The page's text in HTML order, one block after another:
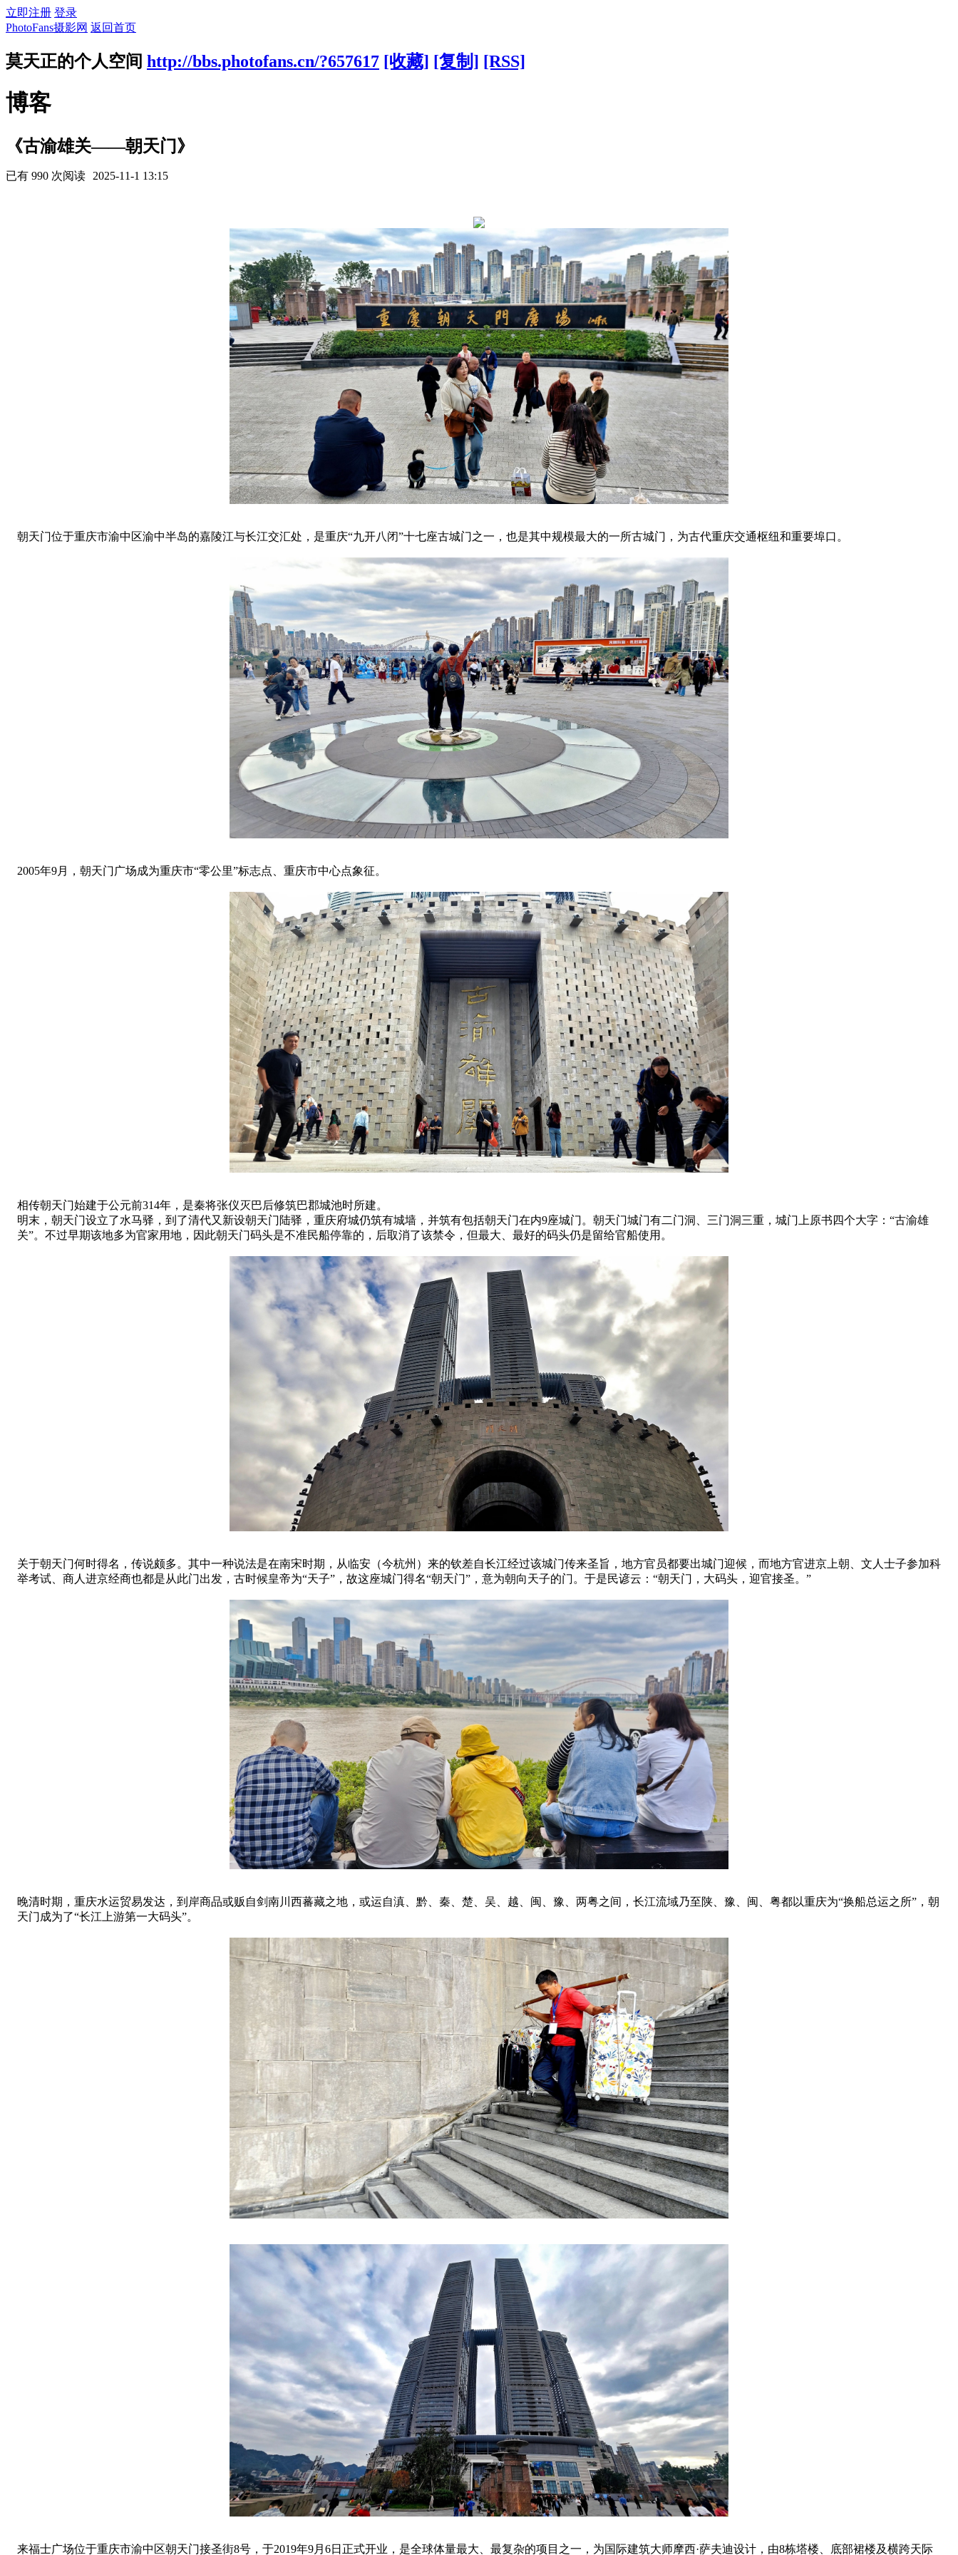
立即注册 登录
PhotoFans摄影网 返回首页
莫天正的个人空间 http://bbs.photofans.cn/?657617 [收藏] [复制] [RSS]
博客
《古渝雄关——朝天门》
已有 990 次阅读 2025-11-1 13:15
朝天门位于重庆市渝中区渝中半岛的嘉陵江与长江交汇处，是重庆“九开八闭”十七座古城门之一，也是其中规模最大的一所古城门，为古代重庆交通枢纽和重要埠口。
2005年9月，朝天门广场成为重庆市“零公里”标志点、重庆市中心点象征。
相传朝天门始建于公元前314年，是秦将张仪灭巴后修筑巴郡城池时所建。
明末，朝天门设立了水马驿，到了清代又新设朝天门陆驿，重庆府城仍筑有城墙，并筑有包括朝天门在内9座城门。朝天门城门有二门洞、三门洞三重，城门上原书四个大字：“古渝雄
关”。不过早期该地多为官家用地，因此朝天门码头是不准民船停靠的，后取消了该禁令，但最大、最好的码头仍是留给官船使用。
关于朝天门何时得名，传说颇多。其中一种说法是在南宋时期，从临安（今杭州）来的钦差自长江经过该城门传来圣旨，地方官员都要出城门迎候，而地方官进京上朝、文人士子参加科
举考试、商人进京经商也都是从此门出发，古时候皇帝为“天子”，故这座城门得名“朝天门”，意为朝向天子的门。于是民谚云：“朝天门，大码头，迎官接圣。”
晚清时期，重庆水运贸易发达，到岸商品或贩自剑南川西蕃藏之地，或运自滇、黔、秦、楚、吴、越、闽、豫、两粤之间，长江流域乃至陕、豫、闽、粤都以重庆为“换船总运之所”，朝
天门成为了“长江上游第一大码头”。
来福士广场位于重庆市渝中区朝天门接圣街8号，于2019年9月6日正式开业，是全球体量最大、最复杂的项目之一，为国际建筑大师摩西·萨夫迪设计，由8栋塔楼、底部裙楼及横跨天际